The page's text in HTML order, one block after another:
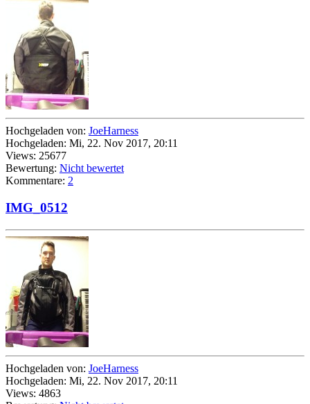
Hochgeladen von: JoeHarness
Hochgeladen: Mi, 22. Nov 2017, 20:11
Views: 25677
Bewertung: Nicht bewertet
Kommentare: 2
IMG_0512
Hochgeladen von: JoeHarness
Hochgeladen: Mi, 22. Nov 2017, 20:11
Views: 4863